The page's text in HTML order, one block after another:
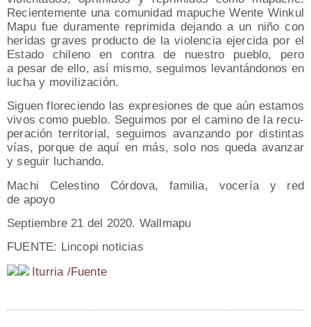
Recien­te­men­te una comu­ni­dad mapu­che Wen­te Win­kul
Mapu fue dura­men­te repri­mi­da dejan­do a un niño con
heri­das gra­ves pro­duc­to de la vio­len­cia ejer­ci­da por el
Esta­do chi­leno en con­tra de nues­tro pue­blo, pero
a pesar de ello, así mis­mo, segui­mos levan­tán­do­nos en
lucha y movilización.
Siguen flo­re­cien­do las expre­sio­nes de que aún esta­mos
vivos como pue­blo. Segui­mos por el camino de la recu­
pe­ra­ción terri­to­rial, segui­mos avan­zan­do por dis­tin­tas
vías, por­que de aquí en más, solo nos que­da avan­zar
y seguir luchando.
Machi Celes­tino Cór­do­va, fami­lia, voce­ría y red
de apoyo
Sep­tiem­bre 21 del 2020. Wallmapu
FUENTE: Lin­co­pi noticias
Itu­rria /​Fuen­te